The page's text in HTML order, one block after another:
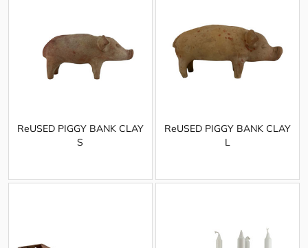
ReUSED PIGGY BANK CLAY
S
ReUSED PIGGY BANK CLAY
L